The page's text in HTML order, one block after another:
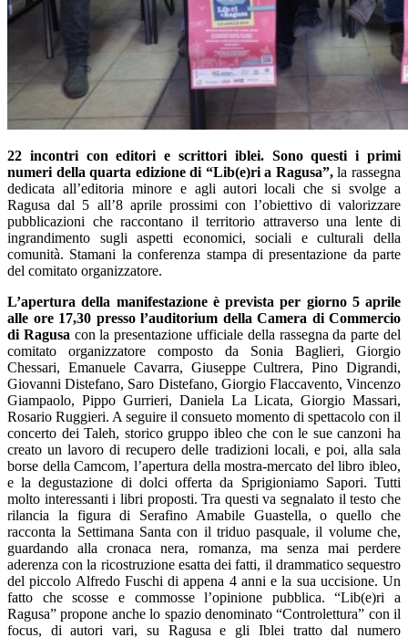
22 incontri con editori e scrittori iblei. Sono questi i primi
numeri della quarta edizione di “Lib(e)ri a Ragusa”,la rassegna
dedicata all’editoria minore e agli autori locali che si svolge a
Ragusa dal 5 all’8 aprile prossimi con l’obiettivo di valorizzare
pubblicazioni che raccontano il territorio attraverso una lente di
ingrandimento sugli aspetti economici, sociali e culturali della
comunità. Stamani la conferenza stampa di presentazione da parte
del comitato organizzatore.
L’apertura della manifestazione è prevista per giorno 5 aprile
alle ore 17,30 presso l’auditorium della Camera di Commercio
di Ragusa con la presentazione ufficiale della rassegna da parte del
comitato organizzatore composto da Sonia Baglieri, Giorgio
Chessari, Emanuele Cavarra, Giuseppe Cultrera, Pino Digrandi,
Giovanni Distefano, Saro Distefano, Giorgio Flaccavento, Vincenzo
Giampaolo, Pippo Gurrieri, Daniela La Licata, Giorgio Massari,
Rosario Ruggieri. A seguire il consueto momento di spettacolo con il
concerto dei Taleh, storico gruppo ibleo che con le sue canzoni ha
creato un lavoro di recupero delle tradizioni locali, e poi, alla sala
borse della Camcom, l’apertura della mostra-mercato del libro ibleo,
e la degustazione di dolci offerta da Sprigioniamo Sapori. Tutti
molto interessanti i libri proposti. Tra questi va segnalato il testo che
rilancia la figura di Serafino Amabile Guastella, o quello che
racconta la Settimana Santa con il triduo pasquale, il volume che,
guardando alla cronaca nera, romanza, ma senza mai perdere
aderenza con la ricostruzione esatta dei fatti, il drammatico sequestro
del piccolo Alfredo Fuschi di appena 4 anni e la sua uccisione. Un
fatto che scosse e commosse l’opinione pubblica. “Lib(e)ri a
Ragusa” propone anche lo spazio denominato “Controlettura” con il
focus, di autori vari, su Ragusa e gli Iblei tratto dal numero